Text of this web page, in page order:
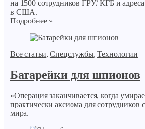
на 1500 сотрудников ГРУ/ КГБ и
в США.
Подробнее »
Все статьи, Спецслужбы, Технологии
Батарейки для шпионов
«Операция заканчивается, когда
практически аксиома для сотрудников
мира.